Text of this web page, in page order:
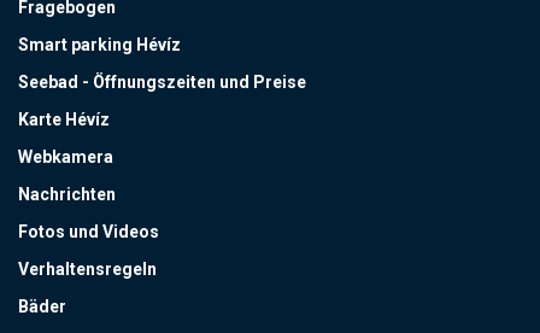
Fragebogen
Smart parking Hévíz
Seebad - Öffnungszeiten und Preise
Karte Hévíz
Webkamera
Nachrichten
Fotos und Videos
Verhaltensregeln
Bäder